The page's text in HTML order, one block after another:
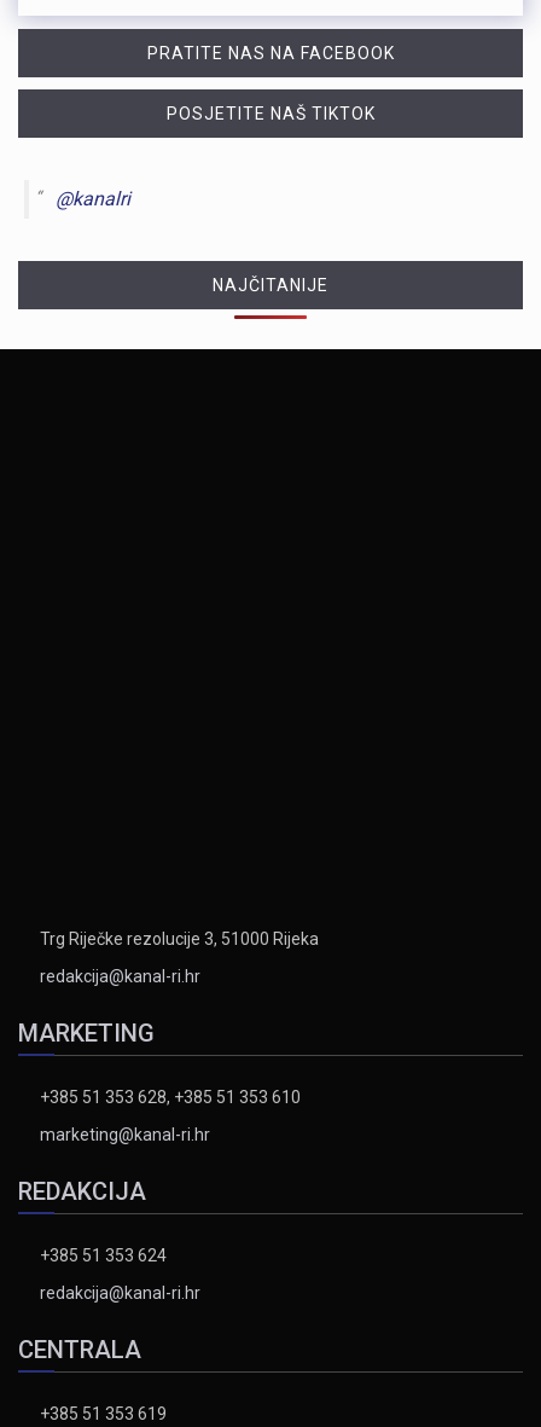
PRATITE NAS NA FACEBOOK
POSJETITE NAŠ TIKTOK
@kanalri
NAJČITANIJE
Trg Riječke rezolucije 3, 51000 Rijeka
redakcija@kanal-ri.hr
MARKETING
+385 51 353 628, +385 51 353 610
marketing@kanal-ri.hr
REDAKCIJA
+385 51 353 624
redakcija@kanal-ri.hr
CENTRALA
+385 51 353 619